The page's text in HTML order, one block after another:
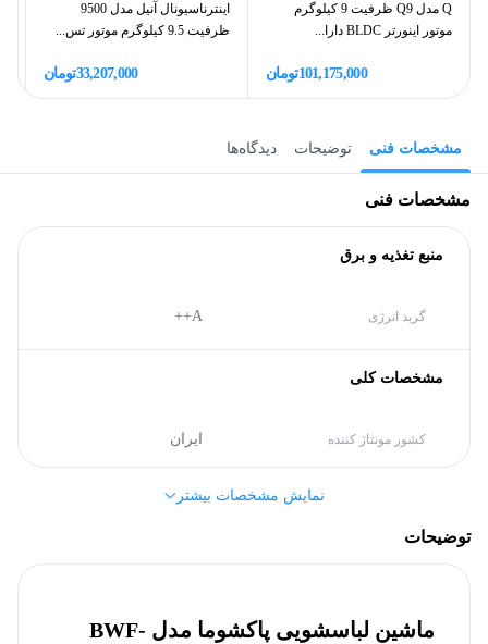
Q مدل Q9 ظرفیت 9 کیلوگرم
موتور اینورتر BLDC دارا...
101,175,000تومان
اینترناسیونال آنیل مدل 9500
ظرفیت 9.5 کیلوگرم موتور تس...
33,207,000تومان
مشخصات فنی توضیحات دیدگاه‌ها
مشخصات فنی
منبع تغذیه و برق
گرید انرژی A++
مشخصات کلی
کشور مونتاژ کننده ایران
ایران
برند پاکشوما (Pakshoma)
نمایش مشخصات بیشتر
توضیحات
ماشین لباسشویی پاکشوما مدل BWF-